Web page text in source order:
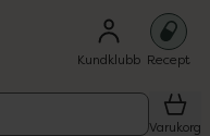
Kundklubb Recept
Varukorg